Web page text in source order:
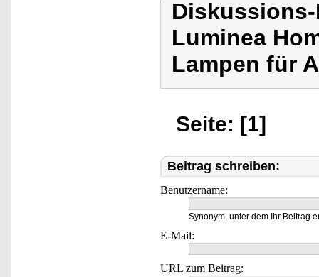
Luminea
Lampen für
Seite: [1]
Beitrag schreiben:
Benutzername:
Synonym, unter dem Ihr Beitrag
E-Mail:
URL zum Beitrag: